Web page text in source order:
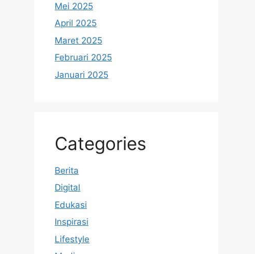
Mei 2025
April 2025
Maret 2025
Februari 2025
Januari 2025
Categories
Berita
Digital
Edukasi
Inspirasi
Lifestyle